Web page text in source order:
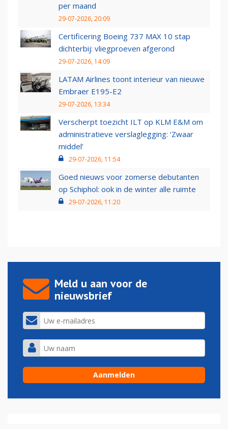
per maand
29-07-2026, 20:09
Certificering Boeing 737 MAX 10 stap
dichterbij: vliegproeven afgerond
29-07-2026, 14:09
LATAM Airlines toont interieur van nieuwe
Embraer E195-E2
29-07-2026, 13:34
Verscherpt toezicht ILT op KLM E&M om
administratieve verslaglegging: ‘Zwaar
middel’
29-07-2026, 11:54
Goed nieuws voor zomerse debutanten
op Schiphol: ook in de winter alle ruimte
29-07-2026, 11:20
Meld u aan voor de
nieuwsbrief